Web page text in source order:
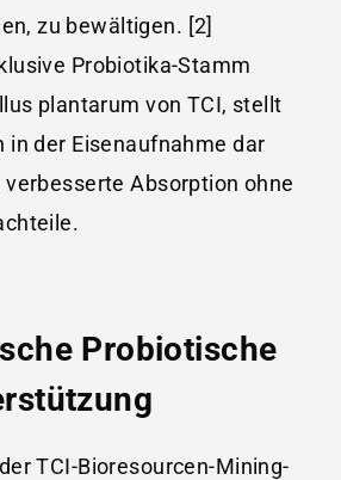
zu bewältigen. [2]
Probiotika-Stamm
plantarum von TCI, stellt
in der Eisenaufnahme dar
Absorption ohne
Probiotische
TCI-Bioresourcen-Mining-